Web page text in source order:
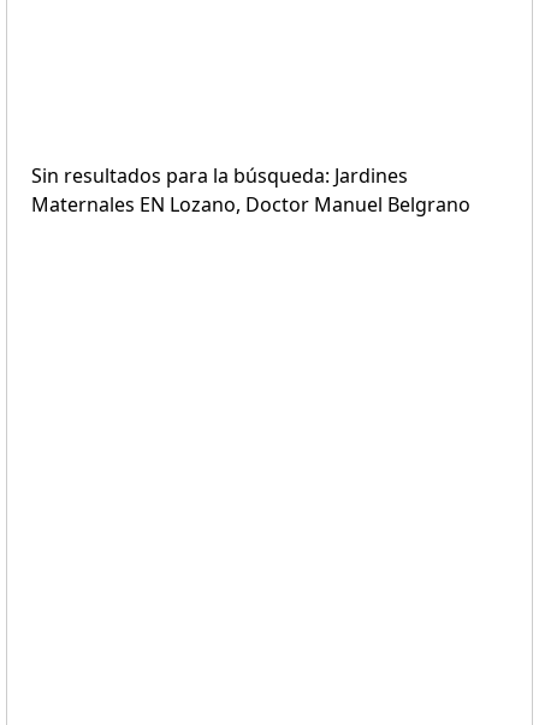
Sin resultados para la búsqueda: Jardines
Maternales EN Lozano, Doctor Manuel Belgrano